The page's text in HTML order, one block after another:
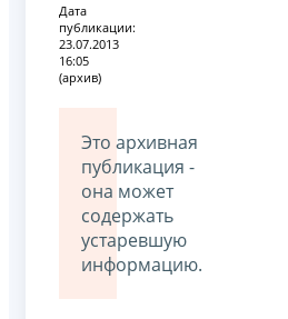
Дата
публикации:
23.07.2013
16:05
(архив)
Это архивная
публикация -
она может
содержать
устаревшую
информацию.